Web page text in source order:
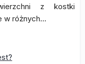
z kostki
w różnych…